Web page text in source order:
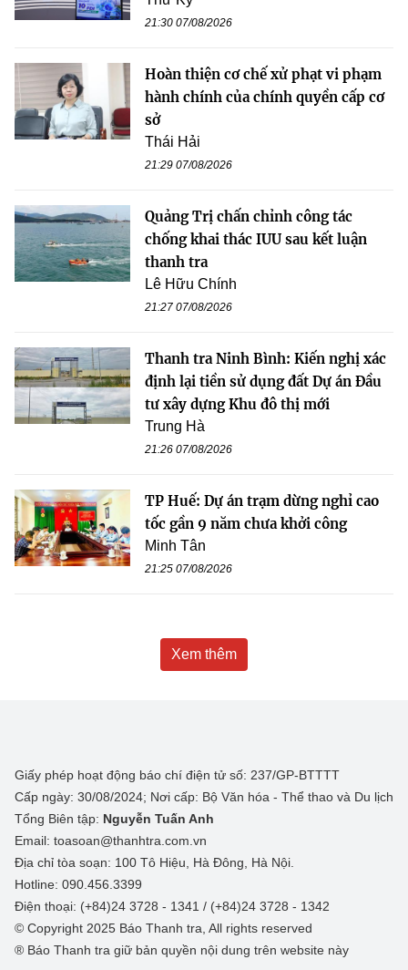
21:30 07/08/2026
Hoàn thiện cơ chế xử phạt vi phạm
hành chính của chính quyền cấp cơ
sở
Thái Hải
21:29 07/08/2026
Quảng Trị chấn chỉnh công tác
chống khai thác IUU sau kết luận
thanh tra
Lê Hữu Chính
21:27 07/08/2026
Thanh tra Ninh Bình: Kiến nghị xác
định lại tiền sử dụng đất Dự án Đầu
tư xây dựng Khu đô thị mới
Trung Hà
21:26 07/08/2026
TP Huế: Dự án trạm dừng nghỉ cao
tốc gần 9 năm chưa khởi công
Minh Tân
21:25 07/08/2026
Xem thêm
Giấy phép hoạt động báo chí điện tử số: 237/GP-BTTTT
Cấp ngày: 30/08/2024; Nơi cấp: Bộ Văn hóa - Thể thao và Du lịch
Tổng Biên tập: Nguyễn Tuấn Anh
Email: toasoan@thanhtra.com.vn
Địa chỉ tòa soạn: 100 Tô Hiệu, Hà Đông, Hà Nội.
Hotline: 090.456.3399
Điện thoại: (+84)24 3728 - 1341 / (+84)24 3728 - 1342
© Copyright 2025 Báo Thanh tra, All rights reserved
® Báo Thanh tra giữ bản quyền nội dung trên website này